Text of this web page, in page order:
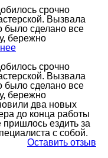
срочно
Вызвала
было сделано все
бережно
срочно
Вызвала
было сделано все
бережно
два новых
до конца работы
ездить за
с собой.
Оставить отзыв